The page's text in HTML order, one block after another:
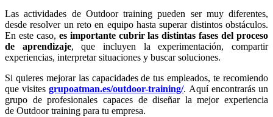
Las actividades de Outdoor training pueden ser muy diferentes,
desde resolver un reto en equipo hasta superar distintos obstáculos.
En este caso, es importante cubrir las distintas fases del proceso
de aprendizaje, que incluyen la experimentación, compartir
experiencias, interpretar situaciones y buscar soluciones.
Si quieres mejorar las capacidades de tus empleados, te recomiendo
que visitesgrupoatman.es/outdoor-training/. Aquí encontrarás un
grupo de profesionales capaces de diseñar la mejor experiencia
de Outdoor training para tu empresa.